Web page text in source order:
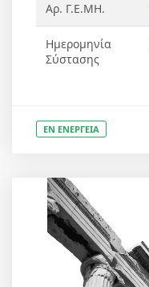
Αρ. Γ.Ε.ΜΗ.
Ημερομηνία
Σύστασης
ΕΝ ΕΝΕΡΓΕΙΑ